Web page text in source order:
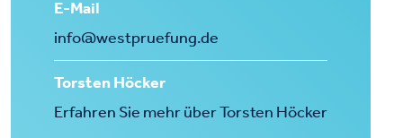
E-Mail
info@westpruefung.de
Torsten Höcker
Erfahren Sie mehr über Torsten Höcker